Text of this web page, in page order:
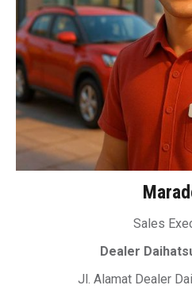
Sales
Dealer
Jl. Alamat Dealer